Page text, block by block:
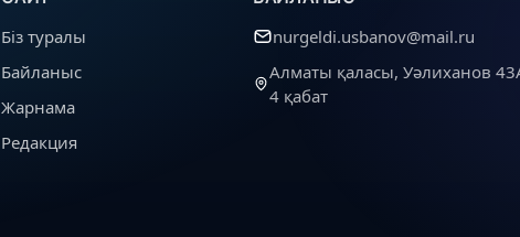
Біз туралы
Байланыс
Жарнама
Редакция
nurgeldi.usbanov@mail.ru
Алматы қаласы, Уәлиханов
4 қабат